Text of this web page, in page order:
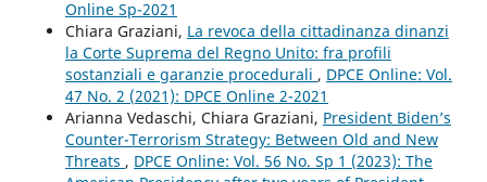
Online Sp-2021
Chiara Graziani, La revoca della cittadinanza dinanzi
la Corte Suprema del Regno Unito: fra profili
sostanziali e garanzie procedurali , DPCE Online: Vol.
47 No. 2 (2021): DPCE Online 2-2021
Arianna Vedaschi, Chiara Graziani, President Biden’s
Counter-Terrorism Strategy: Between Old and New
Threats , DPCE Online: Vol. 56 No. Sp 1 (2023): The